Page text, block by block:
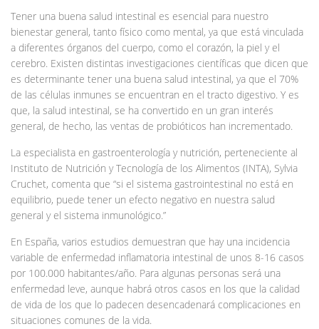
Tener una buena salud intestinal es esencial para nuestro
bienestar general, tanto físico como mental, ya que está vinculada
a diferentes órganos del cuerpo, como el corazón, la piel y el
cerebro. Existen distintas investigaciones científicas que dicen que
es determinante tener una buena salud intestinal, ya que el 70%
de las células inmunes se encuentran en el tracto digestivo. Y es
que, la salud intestinal, se ha convertido en un gran interés
general, de hecho, las ventas de probióticos han incrementado.
La especialista en gastroenterología y nutrición, perteneciente al
Instituto de Nutrición y Tecnología de los Alimentos (INTA), Sylvia
Cruchet, comenta que “si el sistema gastrointestinal no está en
equilibrio, puede tener un efecto negativo en nuestra salud
general y el sistema inmunológico.”
En España, varios estudios demuestran que hay una incidencia
variable de enfermedad inflamatoria intestinal de unos 8-16 casos
por 100.000 habitantes/año. Para algunas personas será una
enfermedad leve, aunque habrá otros casos en los que la calidad
de vida de los que lo padecen desencadenará complicaciones en
situaciones comunes de la vida.